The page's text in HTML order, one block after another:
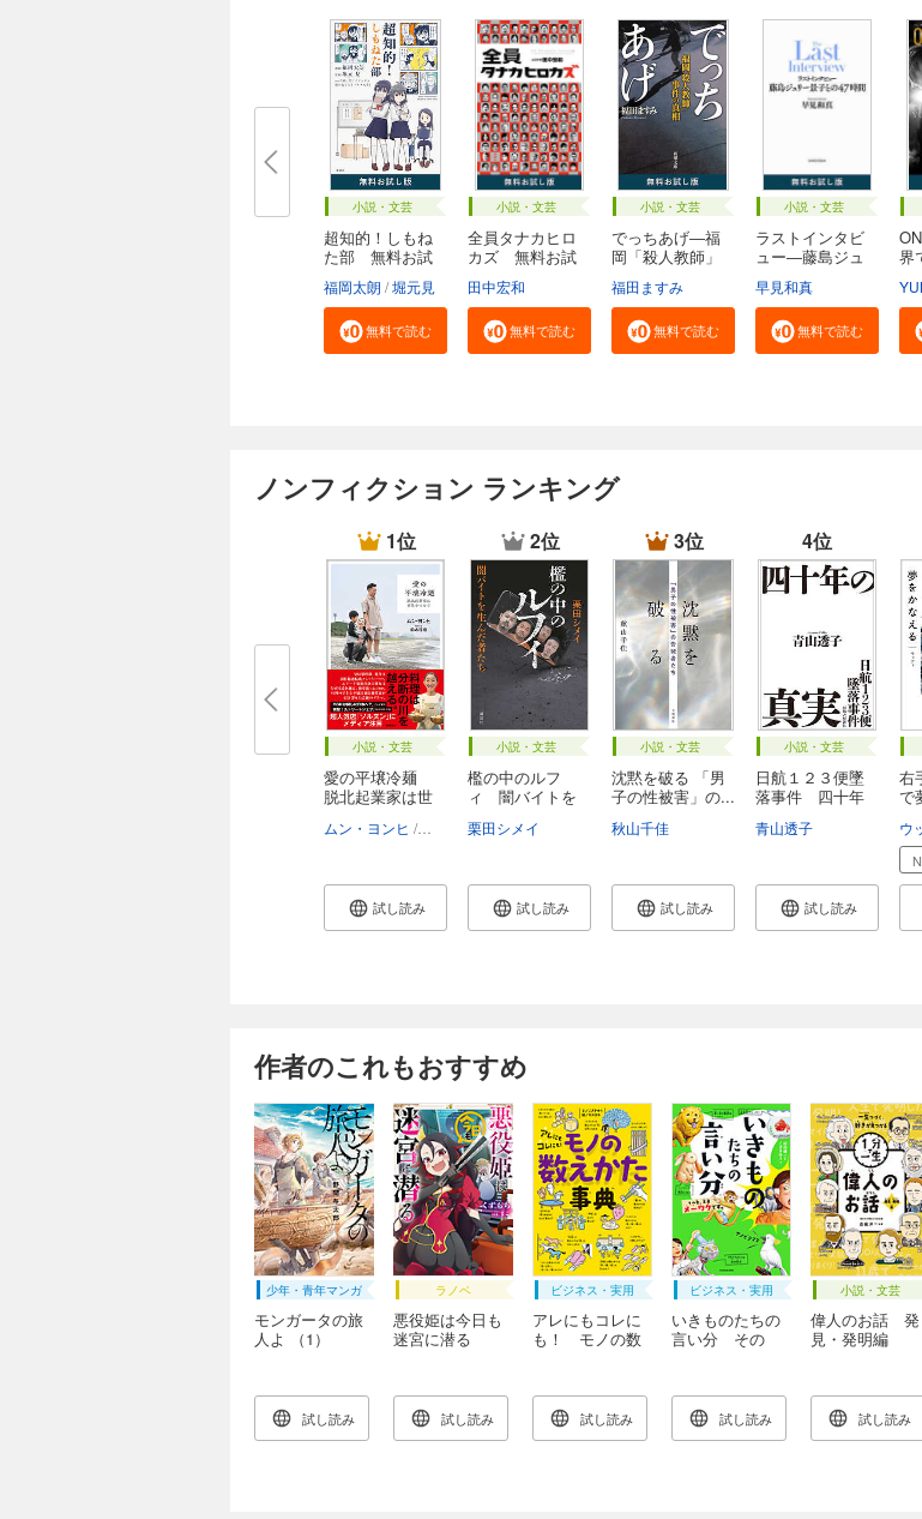
小説・文芸
超知的！しもね
た部 無料お試
福岡太朗 堀元見
無料で読む
小説・文芸
全員タナカヒロ
カズ 無料お試
田中宏和
無料で読む
小説・文芸
でっちあげ―福
岡「殺人教師」
福田ますみ
無料で読む
小説・文芸
ラストインタビ
ュー―藤島ジュ
早見和真
無料で読む
界
ノンフィクション ランキング
1位
小説・文芸
愛の平壌冷麺
脱北起業家は世
ムン・ヨンヒ 鈴木琢磨
試し読み
2位
小説・文芸
檻の中のルフ
ィ 闇バイトを
栗田シメイ
試し読み
3位
小説・文芸
沈黙を破る 「男
子の性被害」の...
秋山千佳
試し読み
4位
小説・文芸
日航１２３便墜
落事件 四十年
青山透子
試し読み
右
で
ウ
作者のこれもおすすめ
少年・青年マンガ
モンガータの旅
人よ （1）
試し読み
ラノベ
悪役姫は今日も
迷宮に潜る
試し読み
ビジネス・実用
アレにもコレに
も！ モノの数
試し読み
ビジネス・実用
いきものたちの
言い分 その
試し読み
小説・文芸
偉人のお話 発
見・発明編
試し読み